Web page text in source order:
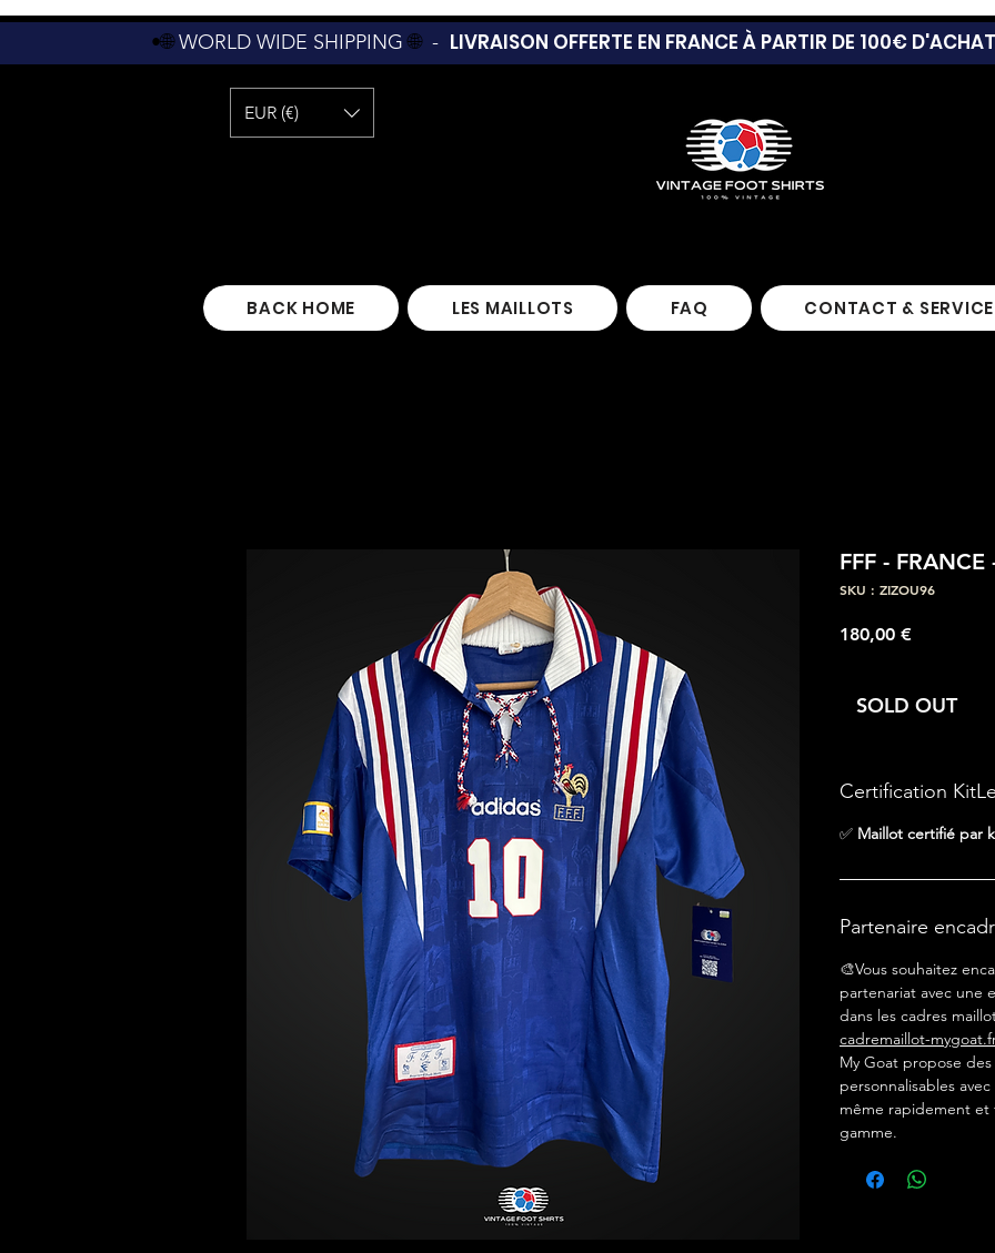
•🌐WORLD WIDE SHIPPING🌐 - LIVRAISON OFFERTE EN FRANCE À PARTIR DE 100€
EUR (€)
BACK HOME LES MAILLOTS FAQ CONTACT &
FFF -
SKU : ZIZOU96
180,00 €Prix
SOLD OUT
Certification
✅ Maillot certifié par
Partenaire
🎨Vous souhaitez
partenariat avec une
dans les cadres
cadremaillot-
My Goat propose
personnalisables
même rapidement
gamme.